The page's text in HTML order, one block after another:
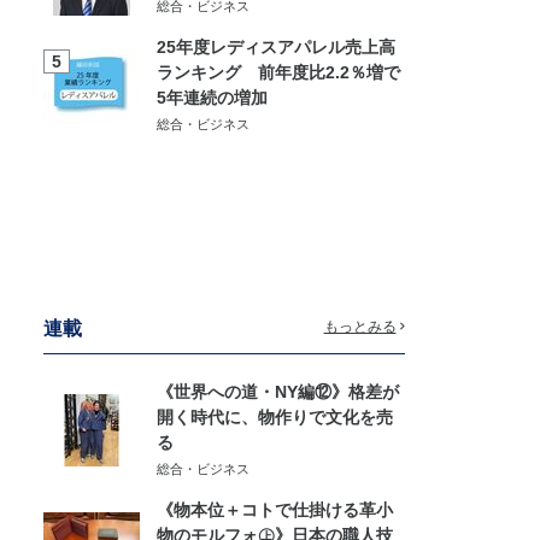
総合・ビジネス
5
25年度レディスアパレル売上高
ランキング 前年度比2.2％増で
5年連続の増加
総合・ビジネス
連載 もっとみる
《世界への道・NY編⑫》格差が
開く時代に、物作りで文化を売
る
総合・ビジネス
《物本位＋コトで仕掛ける革小
物のモルフォ㊤》日本の職人技